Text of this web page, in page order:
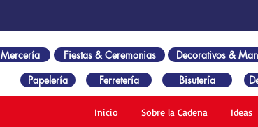
Mercería Fiestas & Ceremonias Decorativos &
Papelería
Ferretería Bisutería
Inicio Sobre la Cadena Ideas